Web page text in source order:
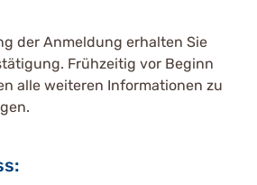
der Anmeldung erhalten Sie
Frühzeitig vor Beginn
alle weiteren Informationen zu